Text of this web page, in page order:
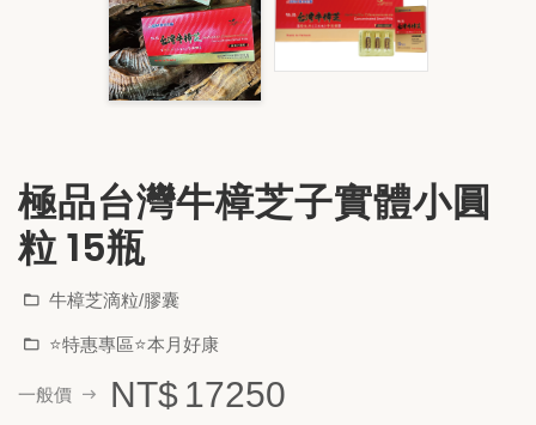
極品台灣牛樟芝子實體小圓
粒 15瓶
牛樟芝滴粒/膠囊
⭐特惠專區⭐本月好康
一般價 NT$17250